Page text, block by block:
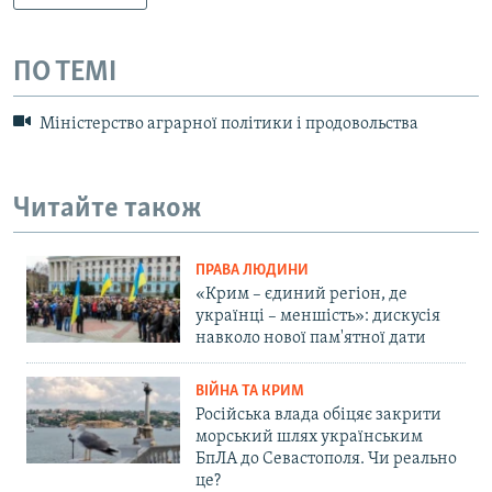
ПО ТЕМІ
Міністерство аграрної політики і продовольства
Читайте також
ПРАВА ЛЮДИНИ
«Крим – єдиний регіон, де
українці – меншість»: дискусія
навколо нової пам'ятної дати
ВІЙНА ТА КРИМ
Російська влада обіцяє закрити
морський шлях українським
БпЛА до Севастополя. Чи реально
це?